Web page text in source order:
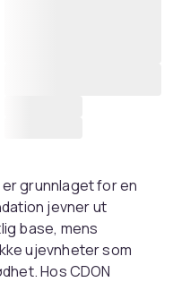
grunnlaget for en
jevner ut
base, mens
ujevnheter som
Hos CDON